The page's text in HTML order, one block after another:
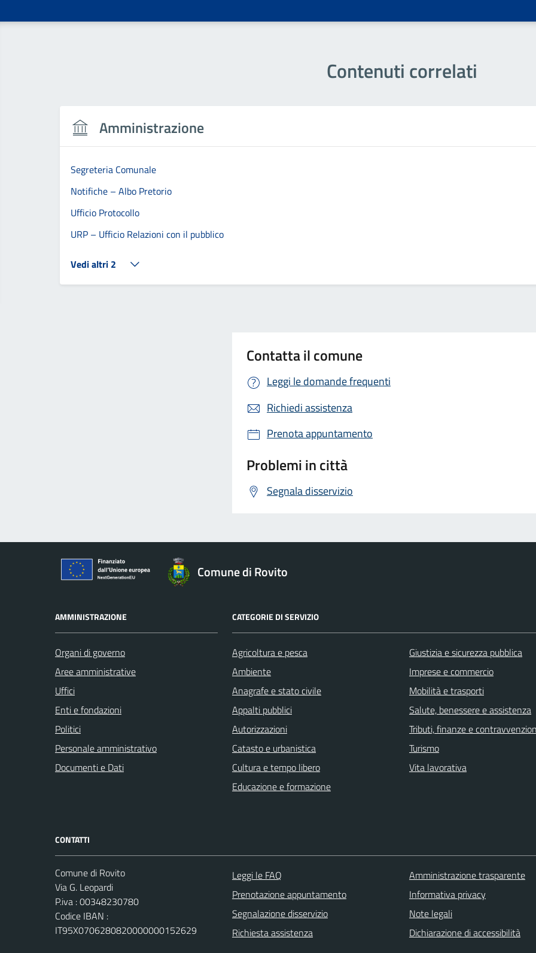
Contenuti correlati
Amministrazione
Segreteria Comunale
Notifiche – Albo Pretorio
Ufficio Protocollo
URP – Ufficio Relazioni con il pubblico
Vedi altri 2
Contatta il comune
Leggi le domande frequenti
Richiedi assistenza
Prenota appuntamento
Problemi in città
Segnala disservizio
Comune di Rovito
AMMINISTRAZIONE
Organi di governo
Aree amministrative
Uffici
Enti e fondazioni
Politici
Personale amministrativo
Documenti e Dati
CATEGORIE DI SERVIZIO
Agricoltura e pesca
Ambiente
Anagrafe e stato civile
Appalti pubblici
Autorizzazioni
Catasto e urbanistica
Cultura e tempo libero
Educazione e formazione
Giustizia e sicurezza pubblica
Imprese e commercio
Mobilità e trasporti
Salute, benessere e assistenza
Tributi, finanze e
Turismo
Vita lavorativa
CONTATTI
Comune di Rovito
Via G. Leopardi
P.iva : 00348230780
Codice IBAN :
IT95X0706280820000000152629
Leggi le FAQ
Prenotazione appuntamento
Segnalazione disservizio
Richiesta assistenza
Amministrazione trasparente
Informativa privacy
Note legali
Dichiarazione di accessibilità